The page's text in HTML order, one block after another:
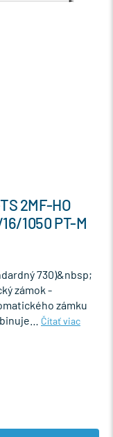
2MF-HO
1050 PT-M
730)&nbsp;
zámok -
zámku
Čítať viac